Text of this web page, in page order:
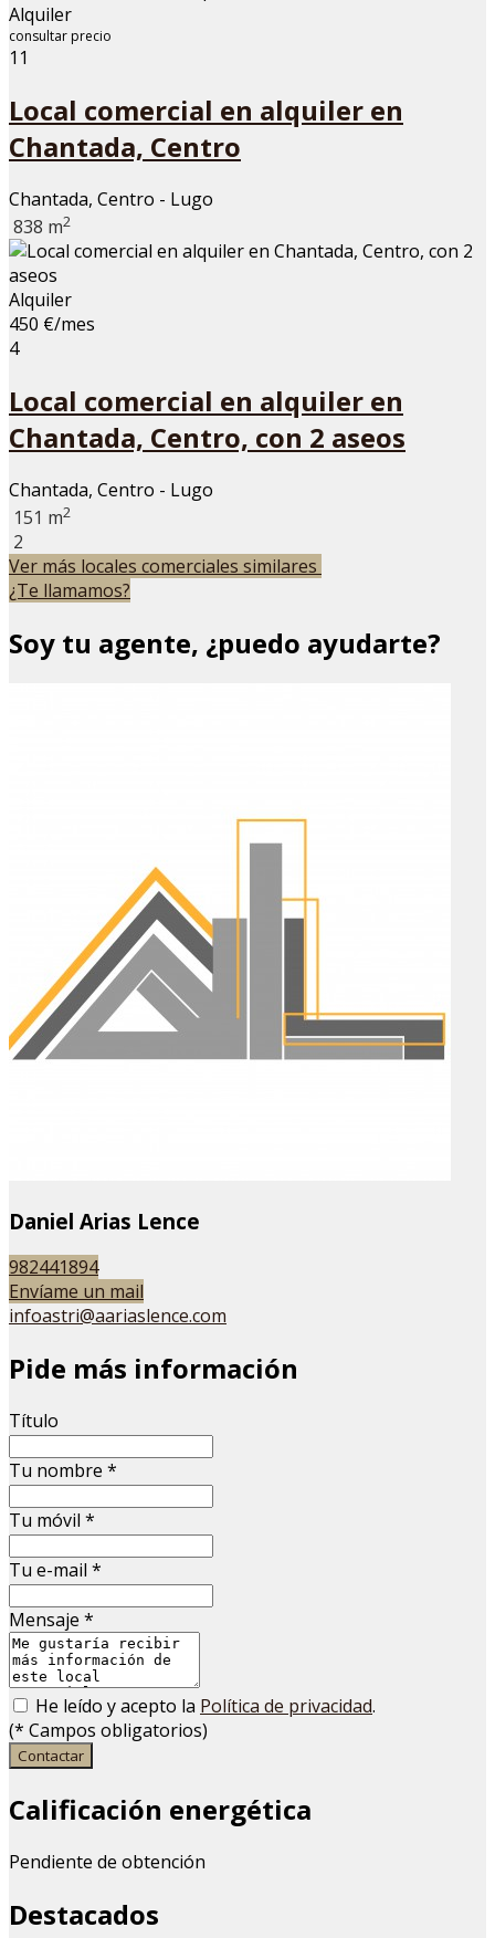
Alquiler
consultar precio
11
Local comercial en alquiler en
Chantada, Centro
Chantada, Centro - Lugo
838 m2
Alquiler
450 €/mes
4
Local comercial en alquiler en
Chantada, Centro, con 2 aseos
Chantada, Centro - Lugo
151 m2
2
Ver más locales comerciales similares
¿Te llamamos?
Soy tu agente, ¿puedo ayudarte?
Daniel Arias Lence
982441894
Envíame un mail
infoastri@aariaslence.com
Pide más información
Título
Tu nombre *
Tu móvil *
Tu e-mail *
Mensaje *
He leído y acepto la Política de privacidad.
(* Campos obligatorios)
Contactar
Calificación energética
Pendiente de obtención
Destacados